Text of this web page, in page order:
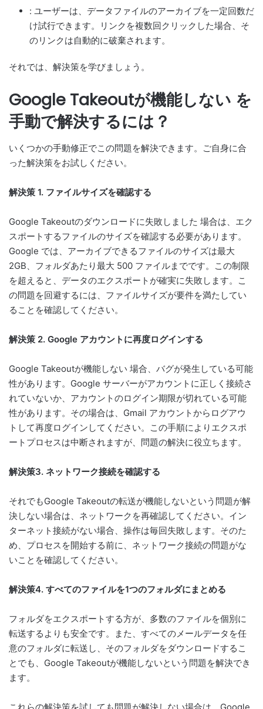
: ユーザーは、データファイルのアーカイブを一定回数だ
け試行できます。リンクを複数回クリックした場合、そ
のリンクは自動的に破棄されます。
それでは、解決策を学びましょう。
Google Takeoutが機能しない を
手動で解決するには？
いくつかの手動修正でこの問題を解決できます。ご自身に合
った解決策をお試しください。
解決策 1. ファイルサイズを確認する
Google Takeoutのダウンロードに失敗しました 場合は、エク
スポートするファイルのサイズを確認する必要があります。
Google では、アーカイブできるファイルのサイズは最大
2GB、フォルダあたり最大 500 ファイルまでです。この制限
を超えると、データのエクスポートが確実に失敗します。こ
の問題を回避するには、ファイルサイズが要件を満たしてい
ることを確認してください。
解決策 2. Google アカウントに再度ログインする
Google Takeoutが機能しない 場合、バグが発生している可能
性があります。Google サーバーがアカウントに正しく接続さ
れていないか、アカウントのログイン期限が切れている可能
性があります。その場合は、Gmail アカウントからログアウ
トして再度ログインしてください。この手順によりエクスポ
ートプロセスは中断されますが、問題の解決に役立ちます。
解決策3. ネットワーク接続を確認する
それでもGoogle Takeoutの転送が機能しないという問題が解
決しない場合は、ネットワークを再確認してください。イン
ターネット接続がない場合、操作は毎回失敗します。そのた
め、プロセスを開始する前に、ネットワーク接続の問題がな
いことを確認してください。
解決策4. すべてのファイルを1つのフォルダにまとめる
フォルダをエクスポートする方が、多数のファイルを個別に
転送するよりも安全です。また、すべてのメールデータを任
意のフォルダに転送し、そのフォルダをダウンロードするこ
とでも、Google Takeoutが機能しないという問題を解決でき
ます。
これらの解決策を試しても問題が解決しない場合は、Google